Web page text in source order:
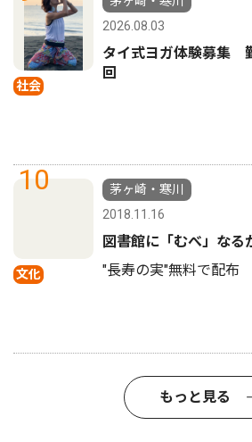
社会
2026.08.03
タイ式ヨガ体験募集
回
10
文化
茅ヶ崎・寒川
2018.11.16
図書館に「むべ」なる
"長寿の実"無料で配布
もっと見る